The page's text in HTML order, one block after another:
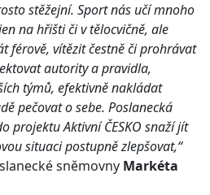
stěžejní. Sport nás učí mnoho
na hřišti či v tělocvičně, ale
férově, vítězit čestně či prohrávat
autority a pravidla,
týmů, efektivně nakládat
pečovat o sebe. Poslanecká
projektu Aktivní ČESKO snaží jít
situaci postupně zlepšovat,“
sněmovny Markéta